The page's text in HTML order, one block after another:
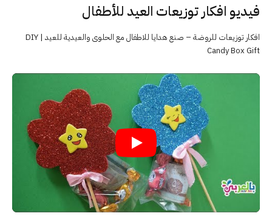
فيديو افكار توزيعات العيد للأطفال
افكار توزيعات للروضة – صنع هدايا للاطفال مع الحلوى والعيدية للعيد | DIY
Candy Box Gift